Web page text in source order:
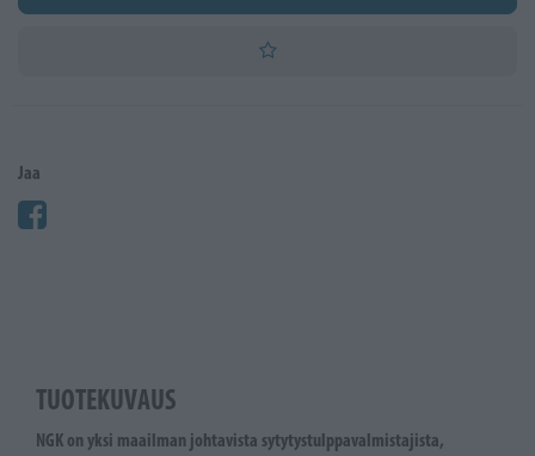
Jaa
TUOTEKUVAUS
NGK on yksi maailman johtavista sytytystulppavalmistajista,